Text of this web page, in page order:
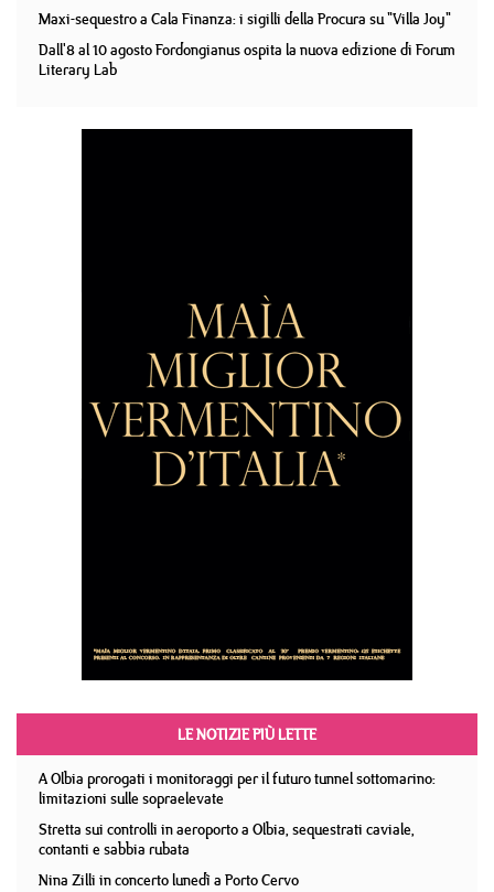
Maxi-sequestro a Cala Finanza: i sigilli della Procura su "Villa Joy"
Dall'8 al 10 agosto Fordongianus ospita la nuova edizione di Forum
Literary Lab
LE NOTIZIE PIÙ LETTE
A Olbia prorogati i monitoraggi per il futuro tunnel sottomarino:
limitazioni sulle sopraelevate
Stretta sui controlli in aeroporto a Olbia, sequestrati caviale,
contanti e sabbia rubata
Nina Zilli in concerto lunedì a Porto Cervo